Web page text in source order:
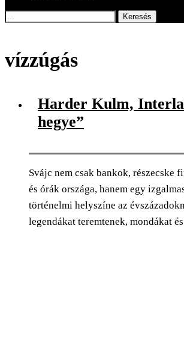
Keresés
vízzúgás
Harder Kulm,
hegye”
Svájc nem csak bankok, részecske
és órák országa, hanem egy
történelmi helyszíne az
legendákat teremtenek, mondákat